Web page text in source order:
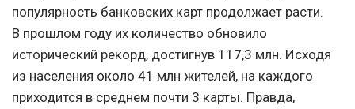
популярность банковских карт продолжает расти.
В прошлом году их количество обновило
исторический рекорд, достигнув 117,3 млн. Исходя
из населения около 41 млн жителей, на каждого
приходится в среднем почти 3 карты. Правда,